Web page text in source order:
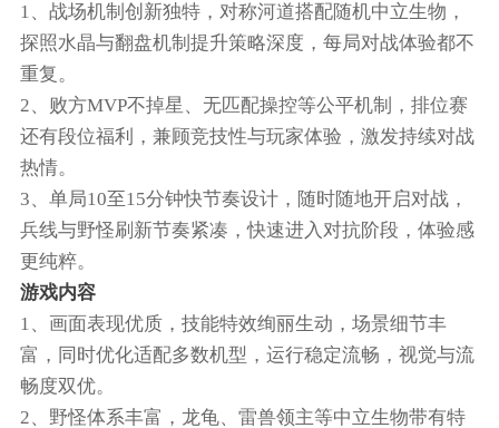
1、战场机制创新独特，对称河道搭配随机中立生物，
探照水晶与翻盘机制提升策略深度，每局对战体验都不
重复。
2、败方MVP不掉星、无匹配操控等公平机制，排位赛
还有段位福利，兼顾竞技性与玩家体验，激发持续对战
热情。
3、单局10至15分钟快节奏设计，随时随地开启对战，
兵线与野怪刷新节奏紧凑，快速进入对抗阶段，体验感
更纯粹。
游戏内容
1、画面表现优质，技能特效绚丽生动，场景细节丰
富，同时优化适配多数机型，运行稳定流畅，视觉与流
畅度双优。
2、野怪体系丰富，龙龟、雷兽领主等中立生物带有特